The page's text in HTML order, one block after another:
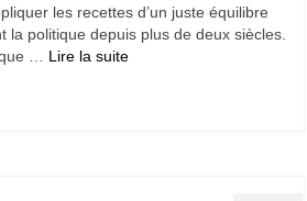
les recettes d’un juste équilibre
la politique depuis plus de deux siècles.
… Lire la suite­­